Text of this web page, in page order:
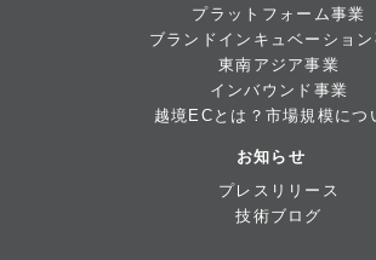
プラットフォーム事業
ブランドインキュベーション
東南アジア事業
インバウンド事業
越境ECとは？市場規模につ
お知らせ
プレスリリース
技術ブログ